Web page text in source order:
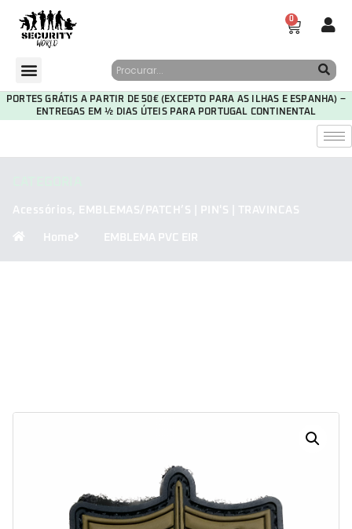
0
PORTES GRÁTIS A PARTIR DE 50€ (EXCEPTO PARA AS ILHAS E ESPANHA) –
ENTREGAS EM ½ DIAS ÚTEIS PARA PORTUGAL CONTINENTAL
Acessórios, EMBLEMAS/PATCH’S | PIN'S | TRAVINCAS
Home EMBLEMA PVC EIR